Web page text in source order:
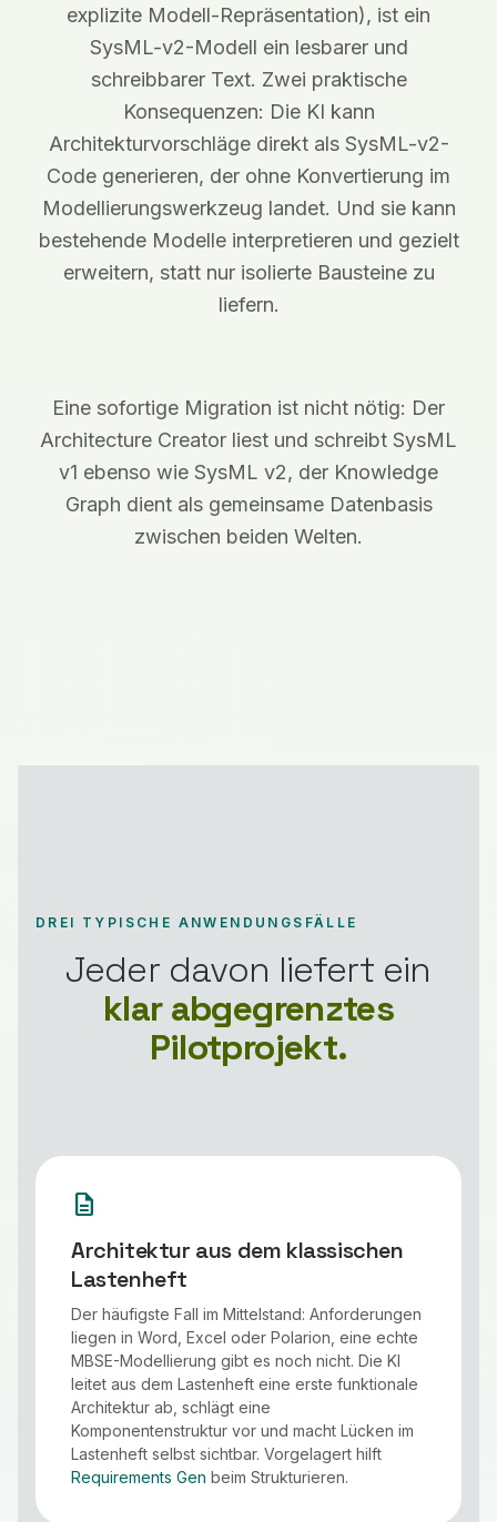
explizite Modell-Repräsentation), ist ein
SysML-v2-Modell ein lesbarer und
schreibbarer Text. Zwei praktische
Konsequenzen: Die KI kann
Architekturvorschläge direkt als SysML-v2-
Code generieren, der ohne Konvertierung im
Modellierungswerkzeug landet. Und sie kann
bestehende Modelle interpretieren und gezielt
erweitern, statt nur isolierte Bausteine zu
liefern.
Eine sofortige Migration ist nicht nötig: Der
Architecture Creator liest und schreibt SysML
v1 ebenso wie SysML v2, der Knowledge
Graph dient als gemeinsame Datenbasis
zwischen beiden Welten.
DREI TYPISCHE ANWENDUNGSFÄLLE
Jeder davon liefert ein
klar abgegrenztes
Pilotprojekt.
description
Architektur aus dem klassischen
Lastenheft
Der häufigste Fall im Mittelstand: Anforderungen
liegen in Word, Excel oder Polarion, eine echte
MBSE-Modellierung gibt es noch nicht. Die KI
leitet aus dem Lastenheft eine erste funktionale
Architektur ab, schlägt eine
Komponentenstruktur vor und macht Lücken im
Lastenheft selbst sichtbar. Vorgelagert hilft
Requirements Gen beim Strukturieren.